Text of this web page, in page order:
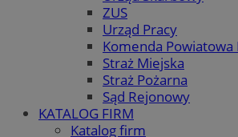
ZUS
Urząd Pracy
Komenda Powiatowa
Straż Miejska
Straż Pożarna
Sąd Rejonowy
KATALOG FIRM
Katalog firm